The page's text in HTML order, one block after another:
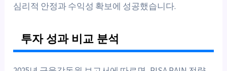
심리적 안정과 수익성 확보에 성공했습니다.
투자 성과 비교 분석